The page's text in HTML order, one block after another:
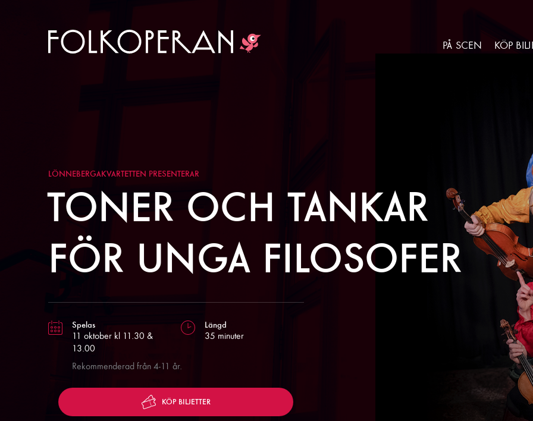
PÅ SCEN KÖP
LÖNNEBERGAKVARTETTEN PRESENTERAR
TONER OCH TANKAR
FÖR UNGA FILOSOFER
Spelas
11 oktober kl 11.30 &
13.00
Längd
35 minuter
Rekommenderad från 4-11 år.
KÖP BILJETTER